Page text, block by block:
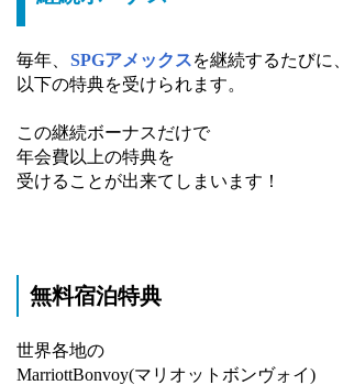
毎年、 SPGアメックスを継続するたびに、
以下の特典を受けられます。
この継続ボーナスだけで
年会費以上の特典を
受けることが出来てしまいます！
無料宿泊特典
世界各地の
MarriottBonvoy(マリオットボンヴォイ)